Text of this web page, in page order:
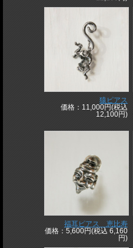
猿ピアス
価格：11,000円(税込
12,100円)
福耳ピアス 恵比寿
価格：5,600円(税込 6,160
円)